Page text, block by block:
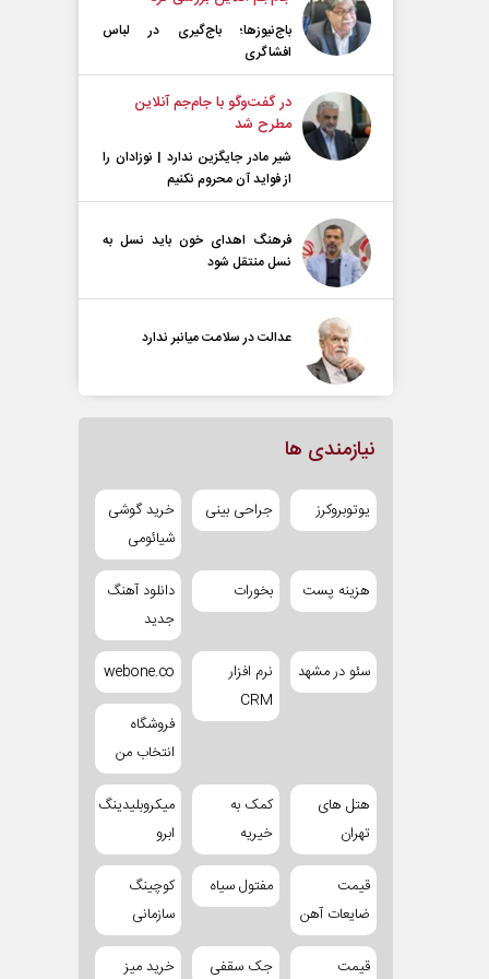
باج‌نیوزها؛ باج‌گیری در لباس
افشاگری
در گفت‌و‌گو با جام‌جم آنلاین
مطرح شد
شیر مادر جایگزین ندارد | نوزادان را
از فواید آن محروم نکنیم
فرهنگ اهدای خون باید نسل به
نسل منتقل شود
عدالت در سلامت میانبر ندارد
نیازمندی ها
یوتوبروکرز جراحی بینی
خرید گوشی
شیائومی
هزینه پست بخورات
دانلود آهنگ
جدید
سئو در مشهد
نرم افزار
CRM
webone.co
فروشگاه
انتخاب من
هتل های
تهران
کمک به
خیریه
میکروبلیدینگ
ابرو
قیمت
ضایعات آهن
مفتول سیاه
کوچینگ
سازمانی
قیمت جک سقفی خرید میز